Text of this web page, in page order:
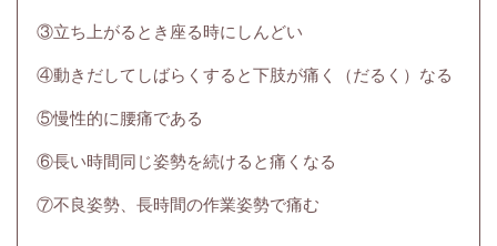
③立ち上がるとき座る時にしんどい
④動きだしてしばらくすると下肢が痛く（だるく）なる
⑤慢性的に腰痛である
⑥長い時間同じ姿勢を続けると痛くなる
⑦不良姿勢、長時間の作業姿勢で痛む